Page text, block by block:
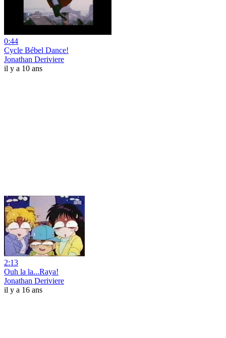
0:44
Cycle Bébel Dance!
Jonathan Deriviere
il y a 10 ans
2:13
Ouh la la...Raya!
Jonathan Deriviere
il y a 16 ans